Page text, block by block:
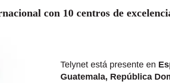
con 10 centros de
Telynet está presente en
Guatemala, República